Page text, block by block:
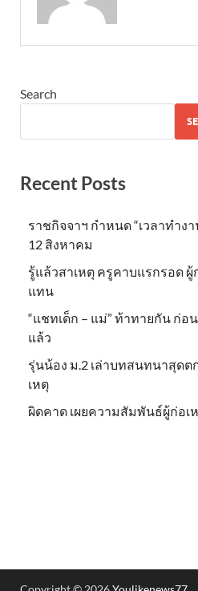
Search
Recent Posts
ราชกิจจาฯ กำหนด “เวลาทำง
12 สิงหาคม
รู้แล้วสาเหตุ ครูคาบแรกรอด
แทน
“แชทเด็ก – แม่” ท้าทายกัน ก่อ
แล้ว
รุ่นน้อง ม.2 เล่าบทสนทนาสุดต
เหตุ
ผิดคาด เผยความสัมพันธ์ผู้ก่อเ